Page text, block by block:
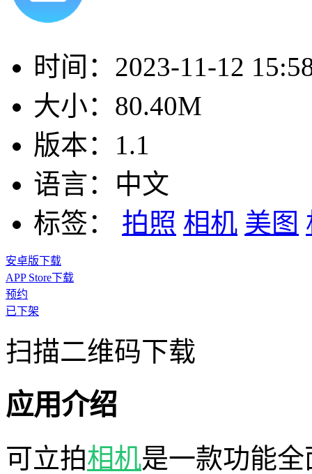
时间： 2023-11-12
大小： 80.40M
版本： 1.1
语言： 中文
标签：
拍照 相机 美图
安卓版下载
APP Store下载
预约
已下架
扫描二维码下载
应用介绍
可立拍相机是一款功能